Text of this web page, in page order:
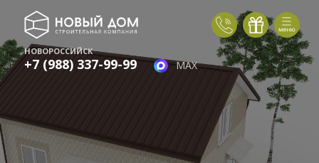
НОВОРОССИЙСК
+7 (988) 337-99-99 MAX